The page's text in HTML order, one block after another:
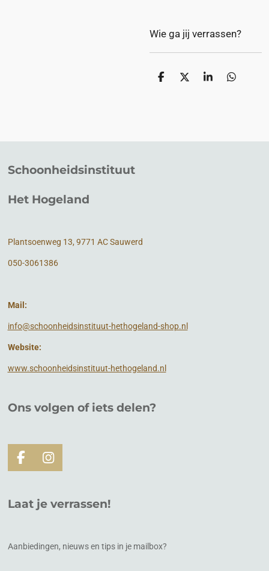
Wie ga jij verrassen?
D
D
S
D
Schoonheidsinstituut
Het Hogeland
Plantsoenweg 13, 9771 AC Sauwerd
050-3061386
Mail:
info@schoonheidsinstituut-hethogeland-shop.nl
Website:
www.schoonheidsinstituut-hethogeland.nl
Ons volgen of iets delen?
F
a
e
b
k
I
n
t
a
a
Laat je verrassen!
Aanbiedingen, nieuws en tips in je mailbox?